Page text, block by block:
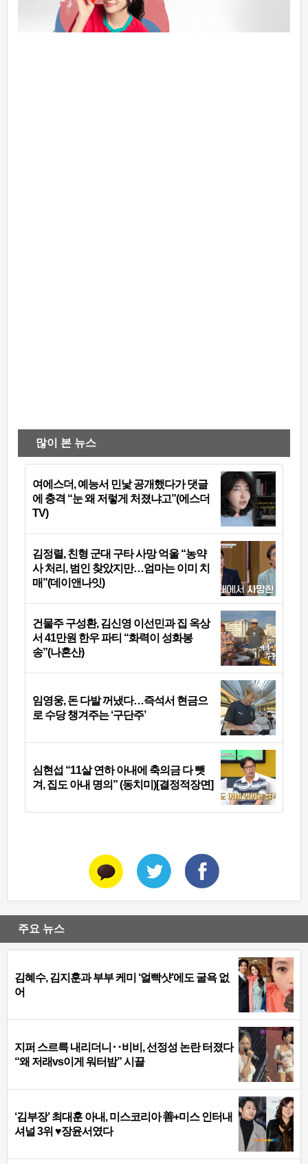
많이 본 뉴스
여에스더, 예능서 민낯 공개했다가 댓글
에 충격 “눈 왜 저렇게 처졌냐고”(에스더
TV)
김정렬, 친형 군대 구타 사망 억울 “농약
사 처리, 범인 찾았지만…엄마는 이미 치
매”(데이앤나잇)
건물주 구성환, 김신영 이선민과 집 옥상
서 41만원 한우 파티 “화력이 성화봉
송”(나혼산)
임영웅, 돈 다발 꺼냈다…즉석서 현금으
로 수당 챙겨주는 ‘구단주’
심현섭 “11살 연하 아내에 축의금 다 뺏
겨, 집도 아내 명의” (동치미)[결정적장면]
주요 뉴스
김혜수, 김지훈과 부부 케미 ‘얼빡샷’에도 굴욕 없
어
지퍼 스르륵 내리더니‥비비, 선정성 논란 터졌다
“왜 저래vs이게 워터밤” 시끌
‘김부장’ 최대훈 아내, 미스코리아 善+미스 인터내
셔널 3위 ♥장윤서였다